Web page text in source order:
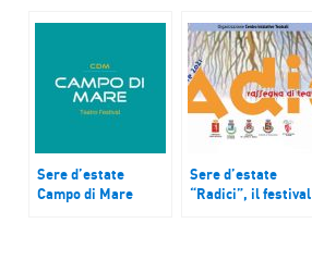
Pesa (FI)
Sere d’estate
Campo di Mare
Sere d’estate
“Radici”, il festival